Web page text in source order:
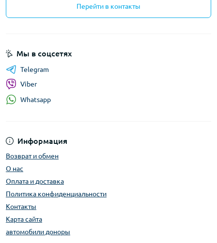
Перейти в контакты
Информация
Возврат и обмен
О нас
Оплата и доставка
Политика конфиденциальности
Контакты
Карта сайта
автомобили доноры
Мы в соцсетях
Telegram
Viber
Whatsapp